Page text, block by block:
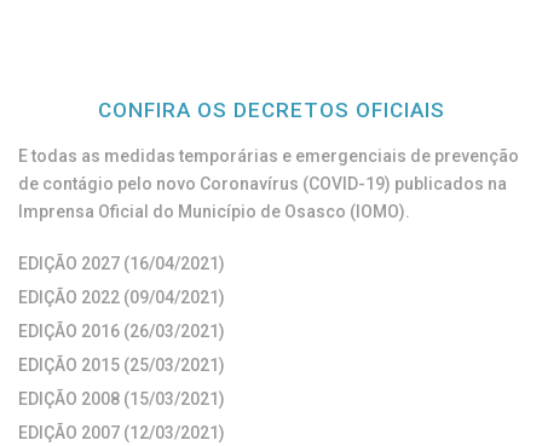
CONFIRA OS DECRETOS OFICIAIS
E todas as medidas temporárias e emergenciais de prevenção
de contágio pelo novo Coronavírus (COVID-19) publicados na
Imprensa Oficial do Município de Osasco (IOMO).
EDIÇÃO 2027 (16/04/2021)
EDIÇÃO 2022 (09/04/2021)
EDIÇÃO 2016 (26/03/2021)
EDIÇÃO 2015 (25/03/2021)
EDIÇÃO 2008 (15/03/2021)
EDIÇÃO 2007 (12/03/2021)